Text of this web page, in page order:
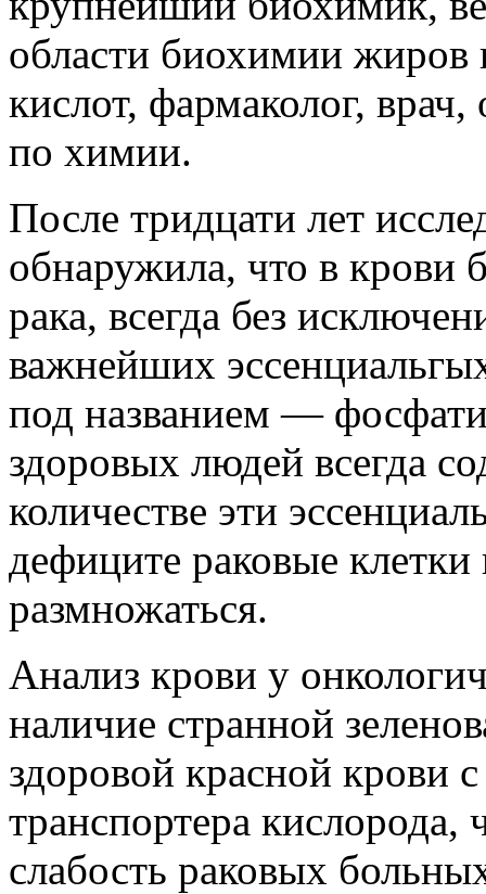
области биохимии
кислот, фармаколог, врач,
по химии.
После тридцати лет
обнаружила, что в крови
рака, всегда без
важнейших
под названием —
здоровых людей всегда
количестве эти
дефиците раковые
размножаться.
Анализ крови у
наличие странной
здоровой красной крови
транспортера
слабость раковых